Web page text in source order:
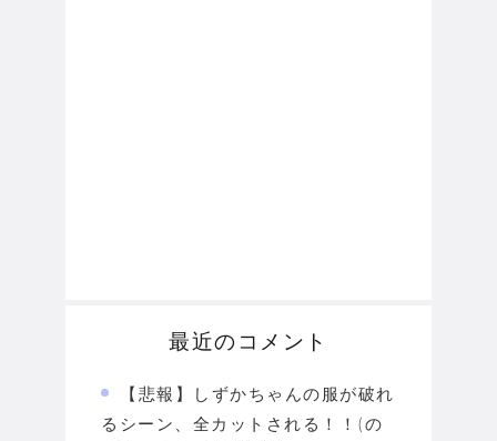
最近のコメント
【悲報】しずかちゃんの服が破れ
るシーン、全カットされる！！(の